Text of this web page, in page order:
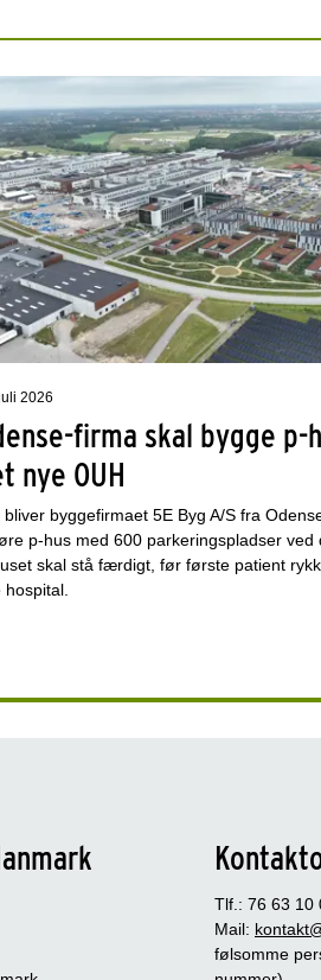
2026
firma skal bygge p-
nye OUH
bliver byggefirmaet 5E Byg A/S fra
p-hus med 600 parkeringspladser ved
skal stå færdigt, før første patient
hospital.
Tlf.: 76 63 10
Mail:
følsomme